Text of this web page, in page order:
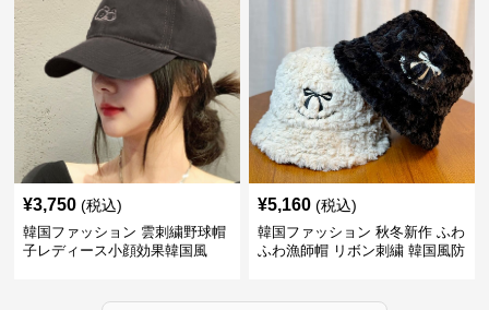
¥3,750 (税込)
韓国ファッション 雲刺繍野球帽
子レディース小顔効果韓国風
¥5,160 (税込)
韓国ファッション 秋冬新作 ふわ
ふわ漁師帽 リボン刺繍 韓国風防